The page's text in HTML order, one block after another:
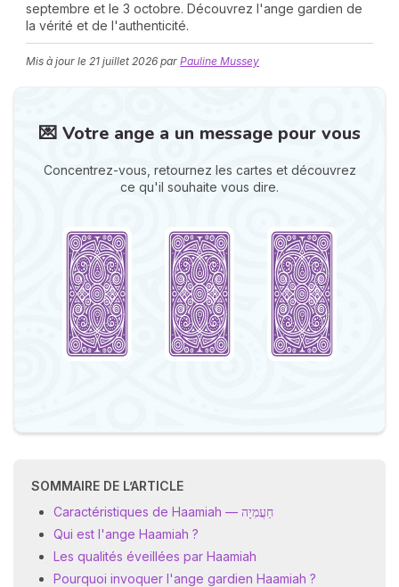
septembre et le 3 octobre. Découvrez l'ange gardien de
la vérité et de l'authenticité.
Mis à jour le 21 juillet 2026 par Pauline Mussey
💌 Votre ange a un message pour vous
Concentrez-vous, retournez les cartes et découvrez
ce qu'il souhaite vous dire.
SOMMAIRE DE L’ARTICLE
Caractéristiques de Haamiah — חַעֲמִיָה
Qui est l'ange Haamiah ?
Les qualités éveillées par Haamiah
Pourquoi invoquer l'ange gardien Haamiah ?